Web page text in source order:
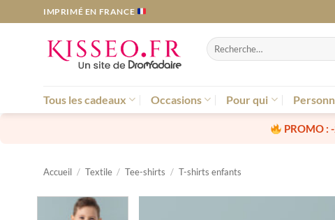
au
IMPRIMÉ EN FRANCE
Recherche
pour :
Tous les cadeaux Occasions Pour qui
PROMO :
Accueil / Textile / Tee-shirts / T-shirts enfants